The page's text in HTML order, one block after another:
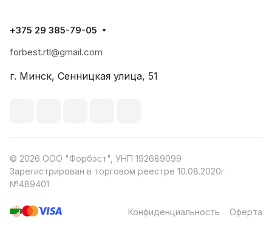
+375 29 385-79-05
forbest.rtl@gmail.com
г. Минск, Сенницкая улица, 51
© 2026 ООО "Форбэст", УНП 192689099
Зарегистрирован в торговом реестре 10.08.2020г
№489401
Конфиденциальность Оферта